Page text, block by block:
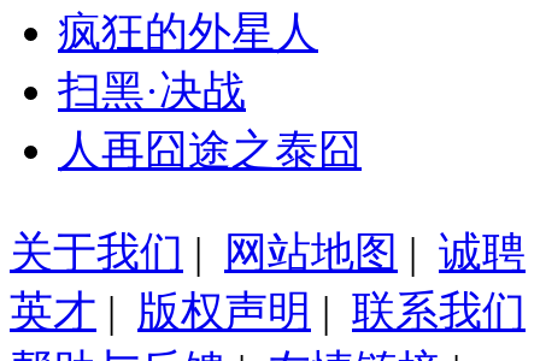
疯狂的外星人
扫黑·决战
人再囧途之泰囧
关于我们 | 网站地图 | 诚聘
英才 | 版权声明 | 联系我们